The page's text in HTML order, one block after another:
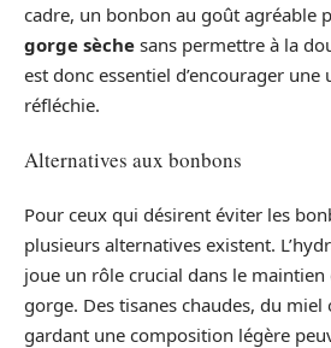
cadre, un bonbon au goût agréable
gorge sèche sans permettre à la
est donc essentiel d’encourager
réfléchie.
Alternatives aux bonbons
Pour ceux qui désirent éviter les
plusieurs alternatives existent.
joue un rôle crucial dans le maintien
gorge. Des tisanes chaudes, du miel
gardant une composition légère